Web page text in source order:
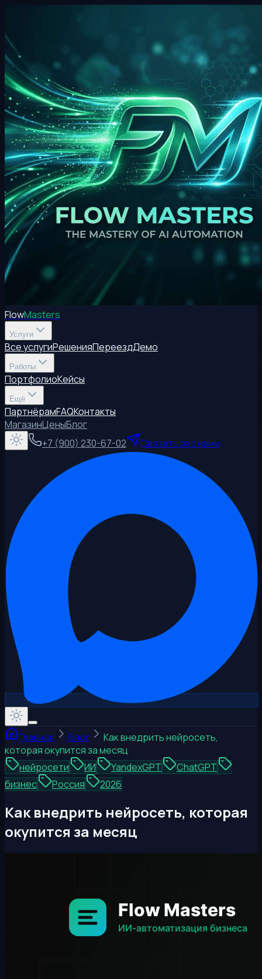
FlowMasters
Услуги
Все услугиРешенияПереездДемо
Работы
ПортфолиоКейсы
Ещё
ПартнёрамFAQКонтакты
МагазинЦеныБлог
+7 (900) 230-67-02
Связаться с нами
Главная Блог
Как внедрить нейросеть,
которая окупится за месяц
нейросети
ИИ YandexGPT
ChatGPT
бизнес
Россия 2026
Как внедрить нейросеть, которая
окупится за месяц